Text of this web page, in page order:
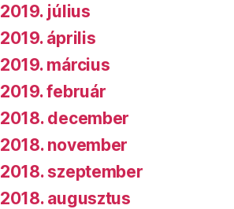
2019. július
2019. április
2019. március
2019. február
2018. december
2018. november
2018. szeptember
2018. augusztus